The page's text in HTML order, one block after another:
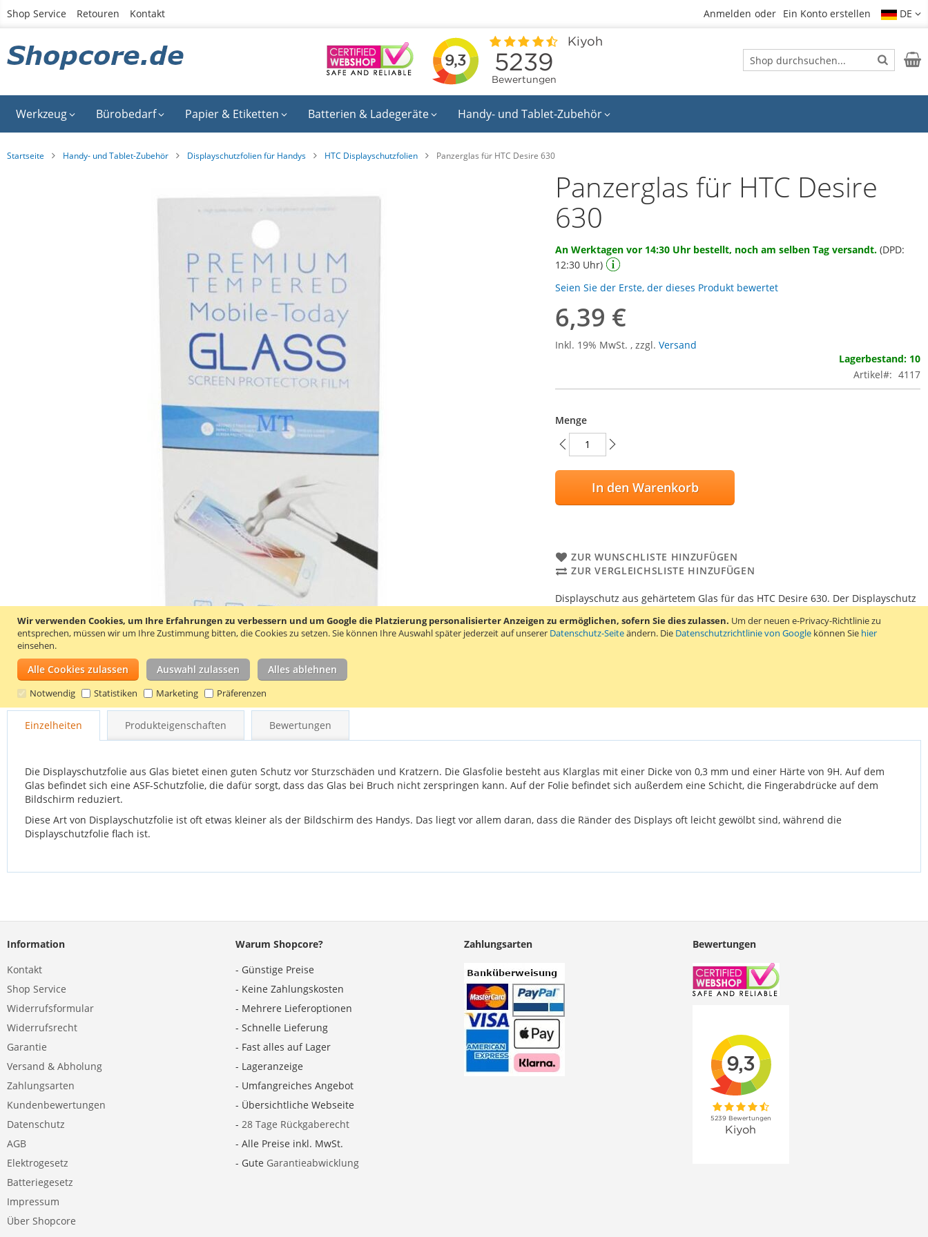
Wir verwenden Cookies, um Ihre Erfahrungen zu verbessern und um Google die Platzierung personalisierter Anzeigen zu ermöglichen, sofern Sie dies zulassen. Um der neuen e-Privacy-Richtlinie zu
entsprechen, müssen wir um Ihre Zustimmung bitten, die Cookies zu setzen.Sie können Ihre Auswahl später jederzeit auf unserer Datenschutz-Seiteändern. Die Datenschutzrichtlinie von Google können Sie hier
einsehen.
Alle Cookies zulassen Auswahl zulassen Alles ablehnen
Notwendig Statistiken Marketing Präferenzen
Zum
Shop Service Retouren Kontakt Anmelden Ein Konto erstellen DE
Suche
Suche
Werkzeug Bürobedarf Papier & Etiketten Batterien & Ladegeräte Handy- und Tablet-Zubehör
Startseite Handy- und Tablet-Zubehör Displayschutzfolien für Handys HTC Displayschutzfolien Panzerglas für HTC Desire 630
Zum
Anfang
Panzerglas für HTC Desire
630
An Werktagen vor 14:30 Uhr bestellt, noch am selben Tag versandt. (DPD:
12:30 Uhr)
Seien Sie der Erste, der dieses Produkt bewertet
6,39 €
Inkl. 19% MwSt., zzgl.Versand
Lagerbestand: 10
Artikel
4117
Menge
In den Warenkorb
ZUR WUNSCHLISTE HINZUFÜGEN
ZUR VERGLEICHSLISTE HINZUFÜGEN
Displayschutz aus gehärtetem Glas für das HTC Desire 630. Der Displayschutz
gereinigt werden kann.
Einzelheiten Produkteigenschaften Bewertungen
Die Displayschutzfolie aus Glas bietet einen guten Schutz vor Sturzschäden und Kratzern. Die Glasfolie besteht aus Klarglas mit einer Dicke von 0,3 mm und einer Härte von 9H. Auf dem
Glas befindet sich eine ASF-Schutzfolie, die dafür sorgt, dass das Glas bei Bruch nicht zerspringen kann. Auf der Folie befindet sich außerdem eine Schicht, die Fingerabdrücke auf dem
Bildschirm reduziert.
Diese Art von Displayschutzfolie ist oft etwas kleiner als der Bildschirm des Handys. Das liegt vor allem daran, dass die Ränder des Displays oft leicht gewölbt sind, während die
Displayschutzfolie flach ist.
Information
Kontakt
Shop Service
Widerrufsformular
Widerrufsrecht
Garantie
Versand & Abholung
Zahlungsarten
Kundenbewertungen
Datenschutz
AGB
Elektrogesetz
Batteriegesetz
Impressum
Über Shopcore
Warum Shopcore?
- Günstige Preise
- Keine Zahlungskosten
- Mehrere Lieferoptionen
- Schnelle Lieferung
- Fast alles auf Lager
- Lageranzeige
- Umfangreiches Angebot
- Übersichtliche Webseite
- 28 Tage Rückgaberecht
- Alle Preise inkl. MwSt.
- Gute Garantieabwicklung
Zahlungsarten Bewertungen